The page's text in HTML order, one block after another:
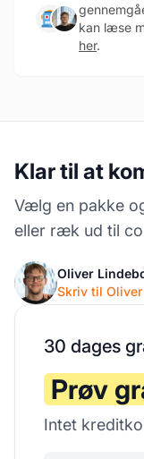
kan læse
her.
Klar til at
Vælg en pakke
eller ræk ud til
Oliver
Skriv til
30 dages
Prøv
Intet